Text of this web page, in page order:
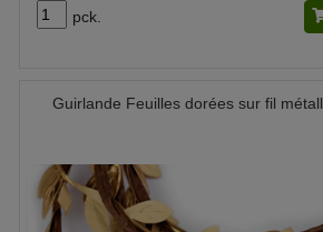
pck.
Guirlande Feuilles dorées sur fil